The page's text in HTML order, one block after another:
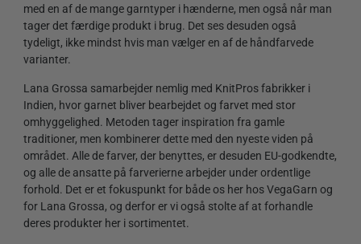
med en af de mange garntyper i hænderne, men også når man
tager det færdige produkt i brug. Det ses desuden også
tydeligt, ikke mindst hvis man vælger en af de håndfarvede
varianter.
Lana Grossa samarbejder nemlig med KnitPros fabrikker i
Indien, hvor garnet bliver bearbejdet og farvet med stor
omhyggelighed. Metoden tager inspiration fra gamle
traditioner, men kombinerer dette med den nyeste viden på
området. Alle de farver, der benyttes, er desuden EU-godkendte,
og alle de ansatte på farverierne arbejder under ordentlige
forhold. Det er et fokuspunkt for både os her hos VegaGarn og
for Lana Grossa, og derfor er vi også stolte af at forhandle
deres produkter her i sortimentet.